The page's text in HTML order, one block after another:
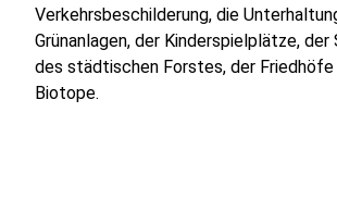
Verkehrsbeschilderung, die
Grünanlagen, der Kinderspielplätze,
des städtischen Forstes, der Friedhöfe
Biotope.